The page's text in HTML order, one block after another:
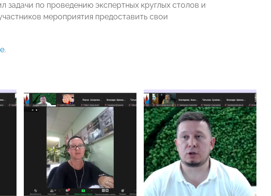
задачи по проведению экспертных круглых столов и
мероприятия предоставить свои
.